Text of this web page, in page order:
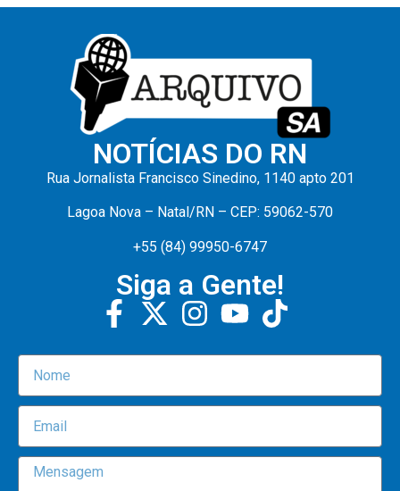
NOTÍCIAS DO RN
Rua Jornalista Francisco Sinedino, 1140 apto 201
Lagoa Nova – Natal/RN – CEP: 59062-570
+55 (84) 99950-6747
Siga a Gente!